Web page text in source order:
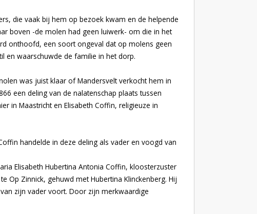
die vaak bij hem op bezoek kwam en de helpende
boven -de molen had geen luiwerk- om die in het
onthoofd, een soort ongeval dat op molens geen
en waarschuwde de familie in het dorp.
was juist klaar of Mandersvelt verkocht hem in
een deling van de nalatenschap plaats tussen
in Maastricht en Elisabeth Coffin, religieuze in
handelde in deze deling als vader en voogd van
Elisabeth Hubertina Antonia Coffin, kloosterzuster
Op Zinnick, gehuwd met Hubertina Klinckenberg. Hij
zijn vader voort. Door zijn merkwaardige